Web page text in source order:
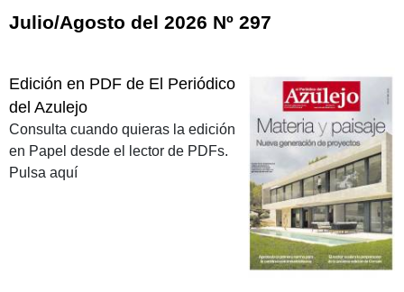
Julio/Agosto del 2026 Nº 297
Edición en PDF de El Periódico
del Azulejo
Consulta cuando quieras la edición
en Papel desde el lector de PDFs.
Pulsa aquí